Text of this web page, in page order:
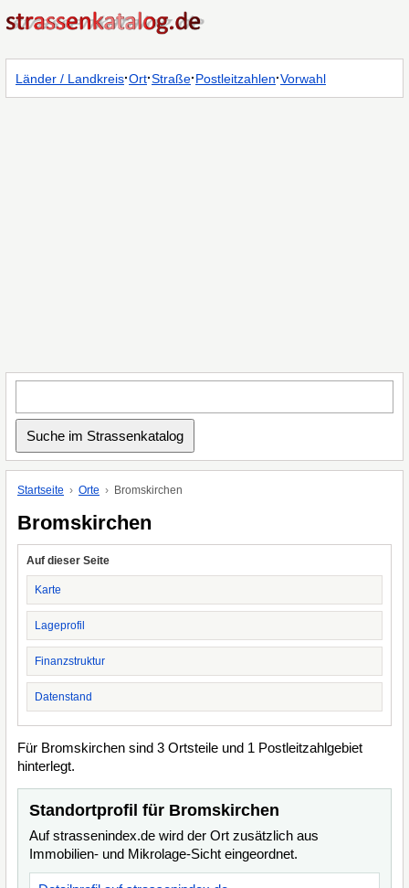
Länder / Landkreis·Ort·Straße·Postleitzahlen·Vorwahl
Startseite Orte Bromskirchen
Bromskirchen
Auf dieser Seite
Karte
Lageprofil
Finanzstruktur
Datenstand
Für Bromskirchen sind 3 Ortsteile und 1 Postleitzahlgebiet
hinterlegt.
Standortprofil für Bromskirchen
Auf strassenindex.de wird der Ort zusätzlich aus
Immobilien- und Mikrolage-Sicht eingeordnet.